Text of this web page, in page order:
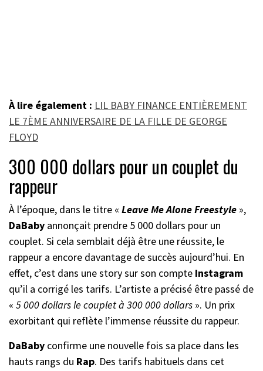
À lire également : LIL BABY FINANCE ENTIÈREMENT
LE 7ÈME ANNIVERSAIRE DE LA FILLE DE GEORGE
FLOYD
300 000 dollars pour un couplet du
rappeur
À l’époque, dans le titre « Leave Me Alone Freestyle »,
DaBaby annonçait prendre 5 000 dollars pour un
couplet. Si cela semblait déjà être une réussite, le
rappeur a encore davantage de succès aujourd’hui. En
effet, c’est dans une story sur son compte Instagram
qu’il a corrigé les tarifs. L’artiste a précisé être passé de
« 5 000 dollars le couplet à 300 000 dollars ». Un prix
exorbitant qui reflète l’immense réussite du rappeur.
DaBaby confirme une nouvelle fois sa place dans les
hauts rangs du Rap. Des tarifs habituels dans cet